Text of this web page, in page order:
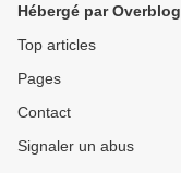
Hébergé par Overblog
Top articles
Pages
Contact
Signaler un abus